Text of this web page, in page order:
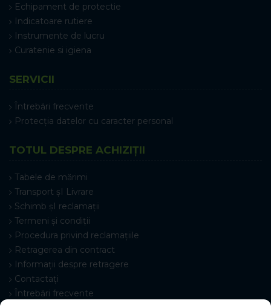
Echipament de protectie
Indicatoare rutiere
Instrumente de lucru
Curatenie si igiena
SERVICII
Întrebări frecvente
Protecția datelor cu caracter personal
TOTUL DESPRE ACHIZIȚII
Tabele de mărimi
Transport șI Livrare
Schimb șI reclamații
Termeni și condiții
Procedura privind reclamațiile
Retragerea din contract
Informații despre retragere
Contactați
Întrebări frecvente